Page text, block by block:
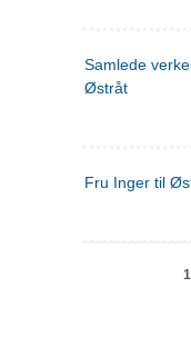
Samlede
Østråt
Fru Inger til